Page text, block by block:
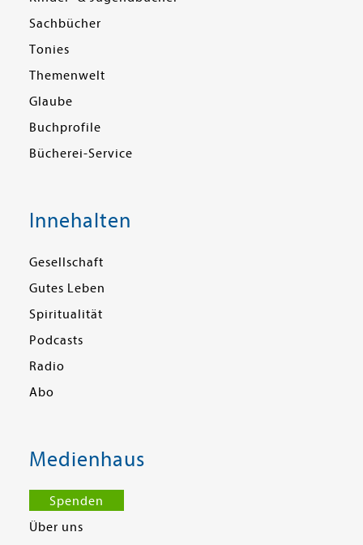
Sachbücher
Tonies
Themenwelt
Glaube
Buchprofile
Bücherei-Service
Innehalten
Gesellschaft
Gutes Leben
Spiritualität
Podcasts
Radio
Abo
Medienhaus
Spenden
Über uns